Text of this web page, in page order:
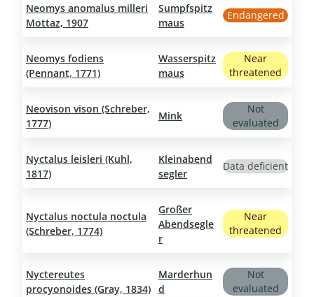
Neomys anomalus milleri
Mottaz, 1907
Sumpfspitz
maus
Endangered
Neomys fodiens
(Pennant, 1771)
Wasserspitz
maus
Near
threatened
Neovison vison (Schreber,
1777)
Mink
Not
evaluated
Nyctalus leisleri (Kuhl,
1817)
Kleinabend
segler
Data deficient
Nyctalus noctula noctula
(Schreber, 1774)
Großer
Abendsegle
r
Near
threatened
Nyctereutes
procyonoides (Gray, 1834)
Marderhun
d
Not
evaluated